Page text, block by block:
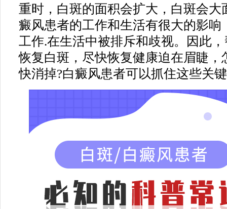
重时，白斑的面积会扩大，白斑会大
癜风患者的工作和生活有很大的影响
工作.在生活中被排斥和歧视。因此
恢复白斑，尽快恢复健康迫在眉睫，
快消掉?白癜风患者可以抓住这些关